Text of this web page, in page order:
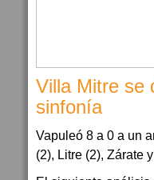
Villa Mitre se
sinfonía
Vapuleó 8 a 0 a un
(2), Litre (2), Zárate